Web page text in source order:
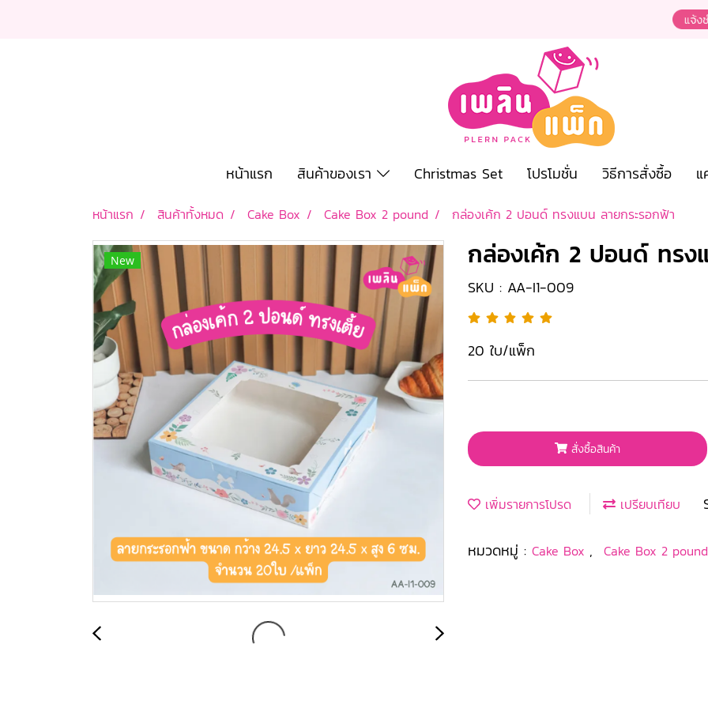
หน้าแรก สินค้าของเรา Christmas Set โปรโมชั่น วิธีการสั่งซื้อ
หน้าแรก สินค้าทั้งหมด Cake Box Cake Box 2 pound กล่องเค้ก 2 ปอนด์ ทรงแบน ลายกระรอกฟ้า
New กล่องเค้ก 2 ปอนด์ ทรง
SKU : AA-I1-009
20 ใบ/แพ็ก
สั่งซื้อสินค้า
เพิ่มรายการโปรด เปรียบเทียบ
หมวดหมู่ : Cake Box , Cake Box 2 pound